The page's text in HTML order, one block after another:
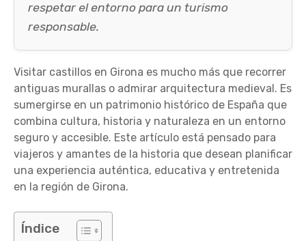
respetar el entorno para un turismo
responsable.
Visitar castillos en Girona es mucho más que recorrer
antiguas murallas o admirar arquitectura medieval. Es
sumergirse en un patrimonio histórico de España que
combina cultura, historia y naturaleza en un entorno
seguro y accesible. Este artículo está pensado para
viajeros y amantes de la historia que desean planificar
una experiencia auténtica, educativa y entretenida
en la región de Girona.
Índice